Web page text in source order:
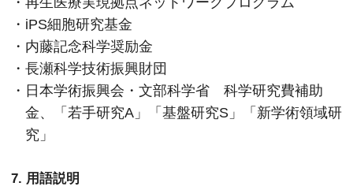
・iPS細胞研究基金
・内藤記念科学奨励金
・長瀬科学技術振興財団
・日本学術振興会・文部科学省 科学研究費補助
金、「若手研究A」「基盤研究S」「新学術領域研
究」
7. 用語説明